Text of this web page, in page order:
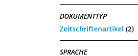
DOKUMENTTYP
Zeitschriftenartikel (2)
SPRACHE